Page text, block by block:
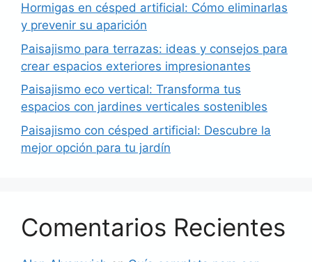
Hormigas en césped artificial: Cómo eliminarlas
y prevenir su aparición
Paisajismo para terrazas: ideas y consejos para
crear espacios exteriores impresionantes
Paisajismo eco vertical: Transforma tus
espacios con jardines verticales sostenibles
Paisajismo con césped artificial: Descubre la
mejor opción para tu jardín
Comentarios Recientes